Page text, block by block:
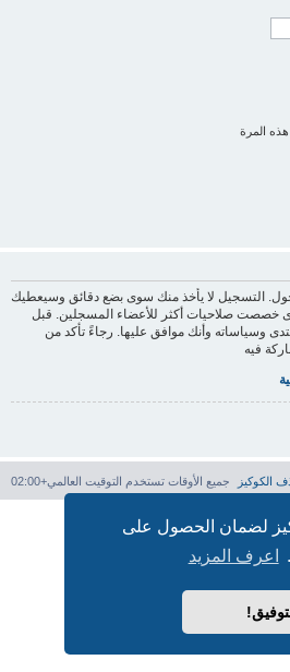
لضمان الحصول على
اعرف المزيد
المرة
التسجيل لا يأخذ منك سوى بضع دقائق وسيعطيك
خصصت صلاحيات أكثر للأعضاء المسجلين. قبل
وسياساته وأنك موافق عليها. رجاءً تأكد من
فيه
جميع الأوقات تستخدم التوقيت العالمي+02:00 الكوكيز
®
برعاية
المنتديات العربية
الخصوصية| الشروط